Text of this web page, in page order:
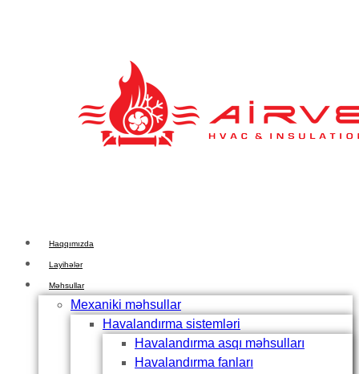
Haqqımızda
Layihələr
Məhsullar
Mexaniki məhsullar
Havalandırma sistemləri
Havalandırma asqı məhsulları
Havalandırma fanları